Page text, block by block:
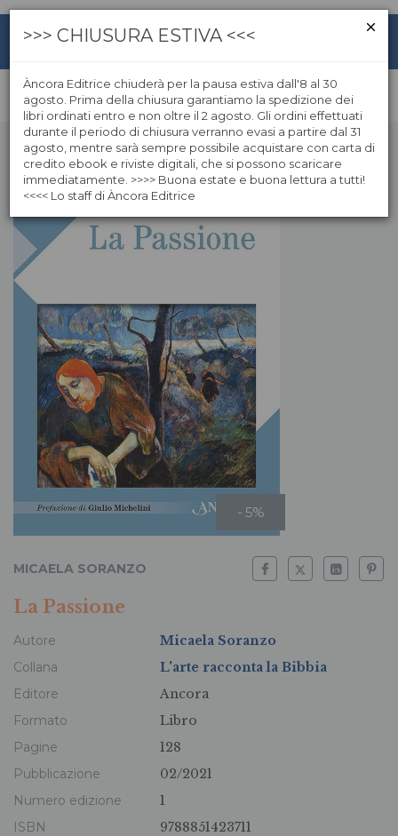
- 5%
MICAELA SORANZO
La Passione
Autore
Micaela Soranzo
Collana
L'arte racconta la Bibbia
Editore
Ancora
Formato
Libro
Pagine
128
Pubblicazione
02/2021
Numero edizione
1
ISBN
9788851423711
>>> CHIUSURA ESTIVA <<<
Àncora Editrice chiuderà per la pausa estiva dall'8 al 30
agosto. Prima della chiusura garantiamo la spedizione dei
libri ordinati entro e non oltre il 2 agosto. Gli ordini effettuati
durante il periodo di chiusura verranno evasi a partire dal 31
agosto, mentre sarà sempre possibile acquistare con carta di
credito ebook e riviste digitali, che si possono scaricare
immediatamente. >>>> Buona estate e buona lettura a tutti!
<<<< Lo staff di Àncora Editrice